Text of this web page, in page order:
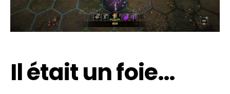
Il était un foie…